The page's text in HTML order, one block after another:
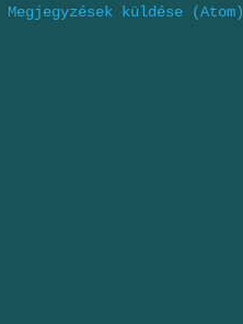
Megjegyzések küldése (Atom)